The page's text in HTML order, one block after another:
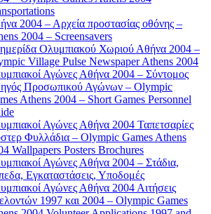
2004 – Αρχεία προστασίας οθόνης –
2004 – Screensavers
Ολυμπιακού Χωριού Αθήνα 2004 –
Village Pulse Newspaper Athens 2004
Αγώνες Αθήνα 2004 – Σύντομος
Προσωπικού Αγώνων – Olympic
Athens 2004 – Short Games Personnel
Αγώνες Αθήνα 2004 Ταπετσαρίες
Φυλλάδια – Olympic Games Athens
Wallpapers Posters Brochures
Αγώνες Αθήνα 2004 – Στάδια,
Εγκαταστάσεις, Υποδομές
Αγώνες Αθήνα 2004 Αιτήσεις
1997 και 2004 – Olympic Games